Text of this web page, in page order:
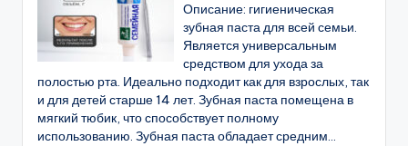
Описание: гигиеническая
зубная паста для всей семьи.
Является универсальным
средством для ухода за
полостью рта. Идеально подходит как для взрослых, так
и для детей старше 14 лет. Зубная паста помещена в
мягкий тюбик, что способствует полному
использованию. Зубная паста обладает средним...